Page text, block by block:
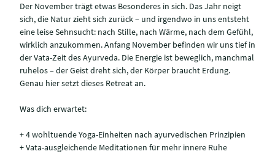
Der November trägt etwas Besonderes in sich. Das Jahr neigt
sich, die Natur zieht sich zurück – und irgendwo in uns entsteht
eine leise Sehnsucht: nach Stille, nach Wärme, nach dem Gefühl,
wirklich anzukommen. Anfang November befinden wir uns tief in
der Vata-Zeit des Ayurveda. Die Energie ist beweglich, manchmal
ruhelos – der Geist dreht sich, der Körper braucht Erdung.
Genau hier setzt dieses Retreat an.
Was dich erwartet:
+ 4 wohltuende Yoga-Einheiten nach ayurvedischen Prinzipien
+ Vata-ausgleichende Meditationen für mehr innere Ruhe